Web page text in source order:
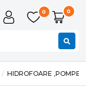
0 0
HIDROFOARE ,POMPE